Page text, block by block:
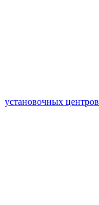
установочных центров